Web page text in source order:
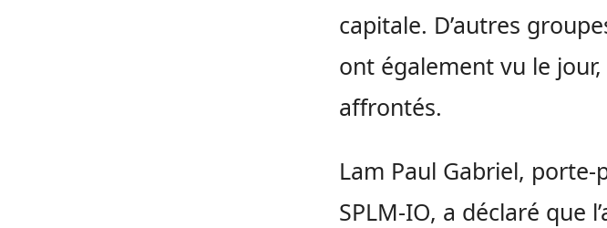
capitale. D’autres
ont également vu le
affrontés.
Lam Paul Gabriel,
SPLM-IO, a déclaré que